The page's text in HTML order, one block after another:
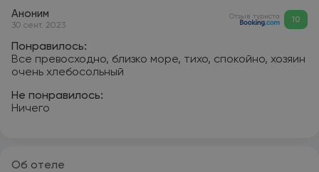
Аноним
30 сент. 2023
Отзыв туриста 10
Понравилось:
Все превосходно, близко море, тихо, спокойно, хозяин
очень хлебосольный
Не понравилось:
Ничего
Об отеле